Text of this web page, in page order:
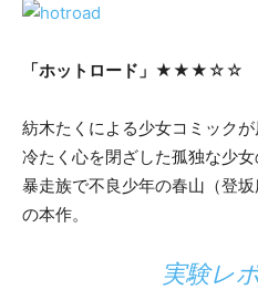
「ホットロード」 ★★★☆☆
紡木たくによる少女コミックが
冷たく心を閉ざした孤独な少
暴走族で不良少年の春山（登
の本作。
実験レ